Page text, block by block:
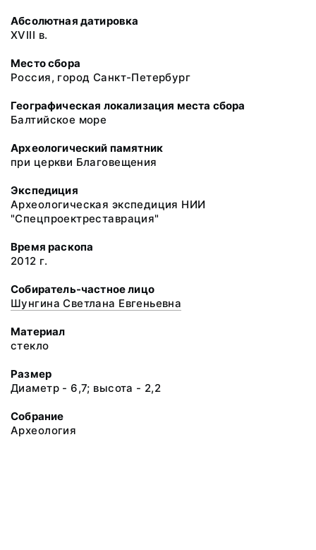
Абсолютная датировка
XVIII в.
Место сбора
Россия, город Санкт-Петербург
Географическая локализация места сбора
Балтийское море
Археологический памятник
при церкви Благовещения
Экспедиция
Археологическая экспедиция НИИ
"Спецпроектреставрация"
Время раскопа
2012 г.
Собиратель-частное лицо
Шунгина Светлана Евгеньевна
Материал
стекло
Размер
Диаметр - 6,7; высота - 2,2
Собрание
Археология